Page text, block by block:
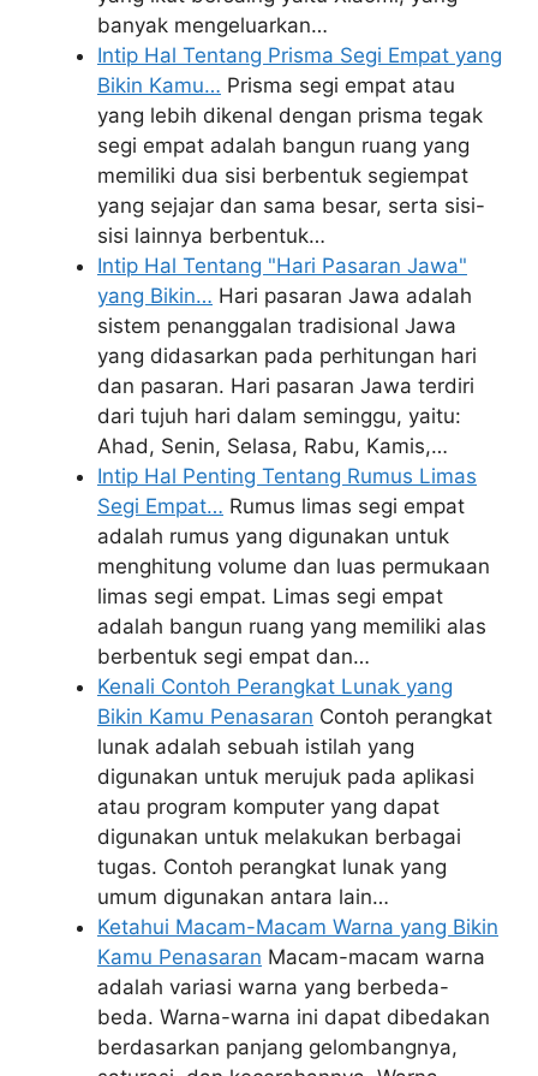
banyak mengeluarkan…
Intip Hal Tentang Prisma Segi Empat yang
Bikin Kamu… Prisma segi empat atau
yang lebih dikenal dengan prisma tegak
segi empat adalah bangun ruang yang
memiliki dua sisi berbentuk segiempat
yang sejajar dan sama besar, serta sisi-
sisi lainnya berbentuk…
Intip Hal Tentang "Hari Pasaran Jawa"
yang Bikin… Hari pasaran Jawa adalah
sistem penanggalan tradisional Jawa
yang didasarkan pada perhitungan hari
dan pasaran. Hari pasaran Jawa terdiri
dari tujuh hari dalam seminggu, yaitu:
Ahad, Senin, Selasa, Rabu, Kamis,…
Intip Hal Penting Tentang Rumus Limas
Segi Empat… Rumus limas segi empat
adalah rumus yang digunakan untuk
menghitung volume dan luas permukaan
limas segi empat. Limas segi empat
adalah bangun ruang yang memiliki alas
berbentuk segi empat dan…
Kenali Contoh Perangkat Lunak yang
Bikin Kamu Penasaran Contoh perangkat
lunak adalah sebuah istilah yang
digunakan untuk merujuk pada aplikasi
atau program komputer yang dapat
digunakan untuk melakukan berbagai
tugas. Contoh perangkat lunak yang
umum digunakan antara lain…
Ketahui Macam-Macam Warna yang Bikin
Kamu Penasaran Macam-macam warna
adalah variasi warna yang berbeda-
beda. Warna-warna ini dapat dibedakan
berdasarkan panjang gelombangnya,